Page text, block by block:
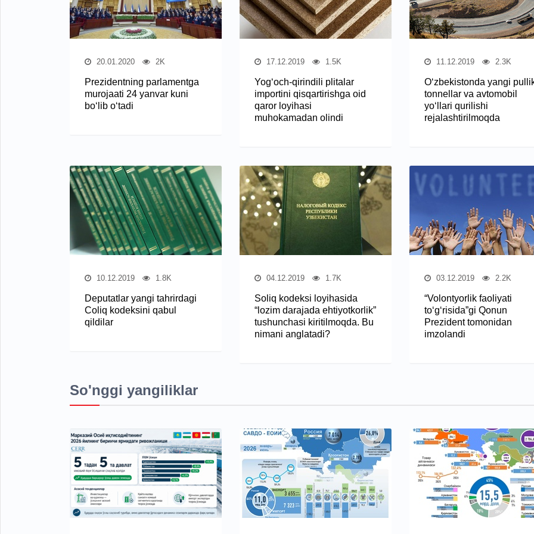
20.01.2020 2K
Prezidentning parlamentga
murojaati 24 yanvar kuni
bo‘lib o‘tadi
17.12.2019 1.5K
Yog‘och-qirindili plitalar
importini qisqartirishga oid
qaror loyihasi
muhokamadan olindi
11.12.2019 2.3K
O‘zbekistonda yangi
tonnellar va avtomobil
yo‘llari qurilishi
rejalashtirilmoqda
10.12.2019 1.8K
Deputatlar yangi tahrirdagi
Coliq kodeksini qabul
qildilar
04.12.2019 1.7K
Soliq kodeksi loyihasida
“lozim darajada ehtiyotkorlik”
tushunchasi kiritilmoqda. Bu
nimani anglatadi?
03.12.2019 2.2K
“Volontyorlik faoliyati
to‘g‘risida”gi Qonun
Prezident tomonidan
imzolandi
So'nggi yangiliklar